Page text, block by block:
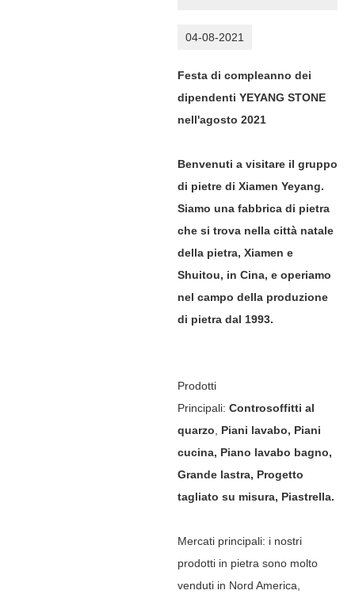
04-08-2021
Festa di compleanno dei
dipendenti YEYANG STONE
nell'agosto 2021
Benvenuti a visitare il gruppo
di pietre di Xiamen Yeyang.
Siamo una fabbrica di pietra
che si trova nella città natale
della pietra, Xiamen e
Shuitou, in Cina, e operiamo
nel campo della produzione
di pietra dal 1993.
Prodotti
Principali: Controsoffitti al
quarzo
Piani lavabo, Piani
cucina, Piano lavabo bagno,
Grande lastra, Progetto
tagliato su misura, Piastrella.
Mercati principali: i nostri
prodotti in pietra sono molto
venduti in Nord America,